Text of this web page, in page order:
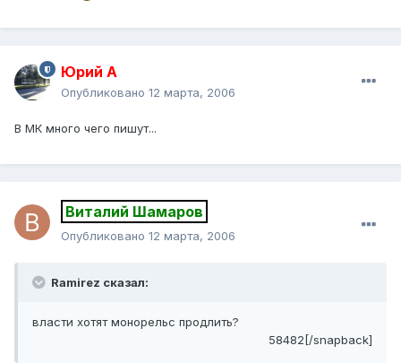
Юрий А
Опубликовано 12 марта, 2006
В МК много чего пишут...
Виталий Шамаров
Опубликовано 12 марта, 2006
Ramirez сказал:
власти хотят монорельс продлить?
58482[/snapback]